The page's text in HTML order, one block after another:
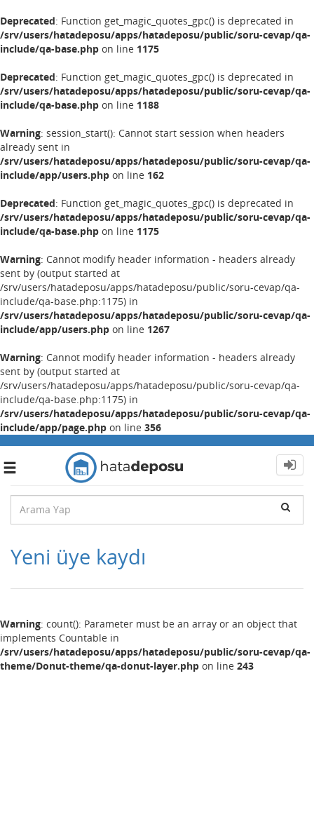
Deprecated: Function get_magic_quotes_gpc() is deprecated in
/srv/users/hatadeposu/apps/hatadeposu/public/soru-cevap/qa-
include/qa-base.php on line 1175
Deprecated: Function get_magic_quotes_gpc() is deprecated in
/srv/users/hatadeposu/apps/hatadeposu/public/soru-cevap/qa-
include/qa-base.php on line 1188
Warning: session_start(): Cannot start session when headers
already sent in
/srv/users/hatadeposu/apps/hatadeposu/public/soru-cevap/qa-
include/app/users.php on line 162
Deprecated: Function get_magic_quotes_gpc() is deprecated in
/srv/users/hatadeposu/apps/hatadeposu/public/soru-cevap/qa-
include/qa-base.php on line 1175
Warning: Cannot modify header information - headers already
sent by (output started at
/srv/users/hatadeposu/apps/hatadeposu/public/soru-cevap/qa-
include/qa-base.php:1175) in
/srv/users/hatadeposu/apps/hatadeposu/public/soru-cevap/qa-
include/app/users.php on line 1267
Warning: Cannot modify header information - headers already
sent by (output started at
/srv/users/hatadeposu/apps/hatadeposu/public/soru-cevap/qa-
include/qa-base.php:1175) in
/srv/users/hatadeposu/apps/hatadeposu/public/soru-cevap/qa-
include/app/page.php on line 356
Toggle
Yeni üye kaydı
Warning: count(): Parameter must be an array or an object that
implements Countable in
/srv/users/hatadeposu/apps/hatadeposu/public/soru-cevap/qa-
theme/Donut-theme/qa-donut-layer.php on line 243